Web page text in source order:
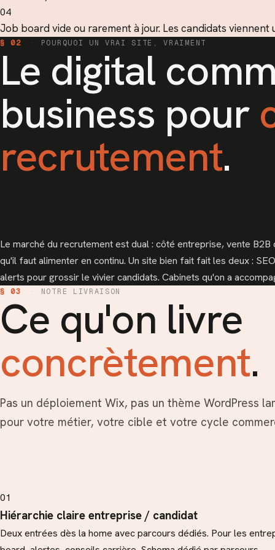
04
Job board vide ou rarement à jour. Les candidats
§ 02 · POURQUOI UN VRAI SITE, VRAIMENT
Le digital
business pour
recrutement.
Le marché du recrutement est dual : côté entreprise, vente
qu'il faut alimenter en continu. Un site bien fait fait les deux :
alerts pour grossir le vivier candidats. Cabinets qu'on a
§ 03 · NOTRE LIVRAISON
Ce qu'on livre
concrètement.
Pas un déploiement Wix, pas un thème WordPress
pour votre métier, votre cible et votre cycle
01
Hiérarchie claire entreprise / candidat
Deux entrées dès la home avec parcours dédiés. Pour les